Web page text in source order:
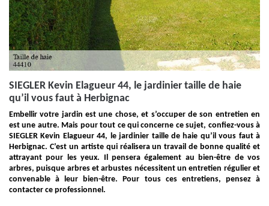
SIEGLER Kevin Elagueur 44, le jardinier taille de haie
qu’il vous faut à Herbignac
Embellir votre jardin est une chose, et s’occuper de son entretien en
est une autre. Mais pour tout ce qui concerne ce sujet, confiez-vous à
SIEGLER Kevin Elagueur 44, le jardinier taille de haie qu’il vous faut à
Herbignac. C’est un artiste qui réalisera un travail de bonne qualité et
attrayant pour les yeux. Il pensera également au bien-être de vos
arbres, puisque arbres et arbustes nécessitent un entretien régulier et
convenable à leur bien-être. Pour tous ces entretiens, pensez à
contacter ce professionnel.